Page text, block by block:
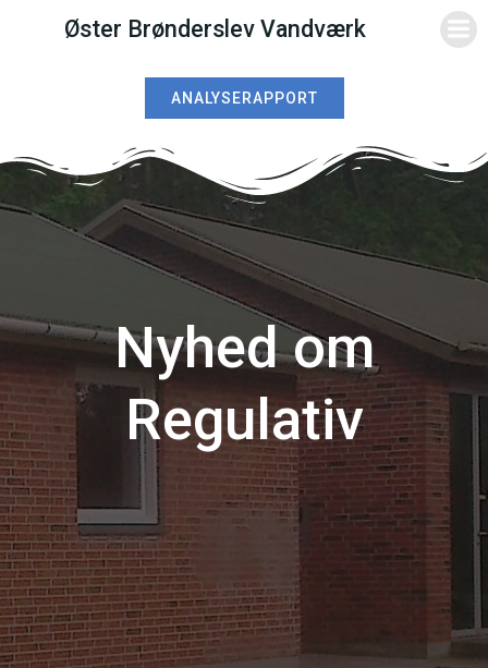
til
Øster Brønderslev Vandværk
ANALYSERAPPORT
Nyhed om
Regulativ